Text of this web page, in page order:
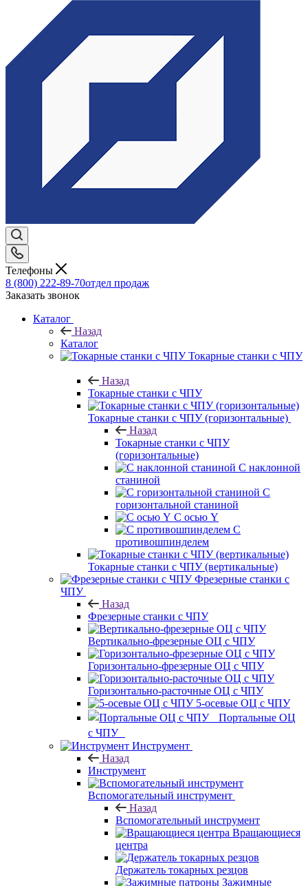
Телефоны
8 (800) 222-89-70отдел продаж
Заказать звонок
Каталог
Назад
Каталог
Токарные станки с ЧПУ
Назад
Токарные станки с ЧПУ
Токарные станки с ЧПУ (горизонтальные)
Назад
Токарные станки с ЧПУ
(горизонтальные)
С наклонной
станиной
С
горизонтальной станиной
С осью Y
С
противошпинделем
Токарные станки с ЧПУ (вертикальные)
Фрезерные станки с
ЧПУ
Назад
Фрезерные станки с ЧПУ
Вертикально-фрезерные ОЦ с ЧПУ
Горизонтально-фрезерные ОЦ с ЧПУ
Горизонтально-расточные ОЦ с ЧПУ
5-осевые ОЦ с ЧПУ
Портальные ОЦ
с ЧПУ
Инструмент
Назад
Инструмент
Вспомогательный инструмент
Назад
Вспомогательный инструмент
Вращающиеся
центра
Держатель токарных резцов
Зажимные